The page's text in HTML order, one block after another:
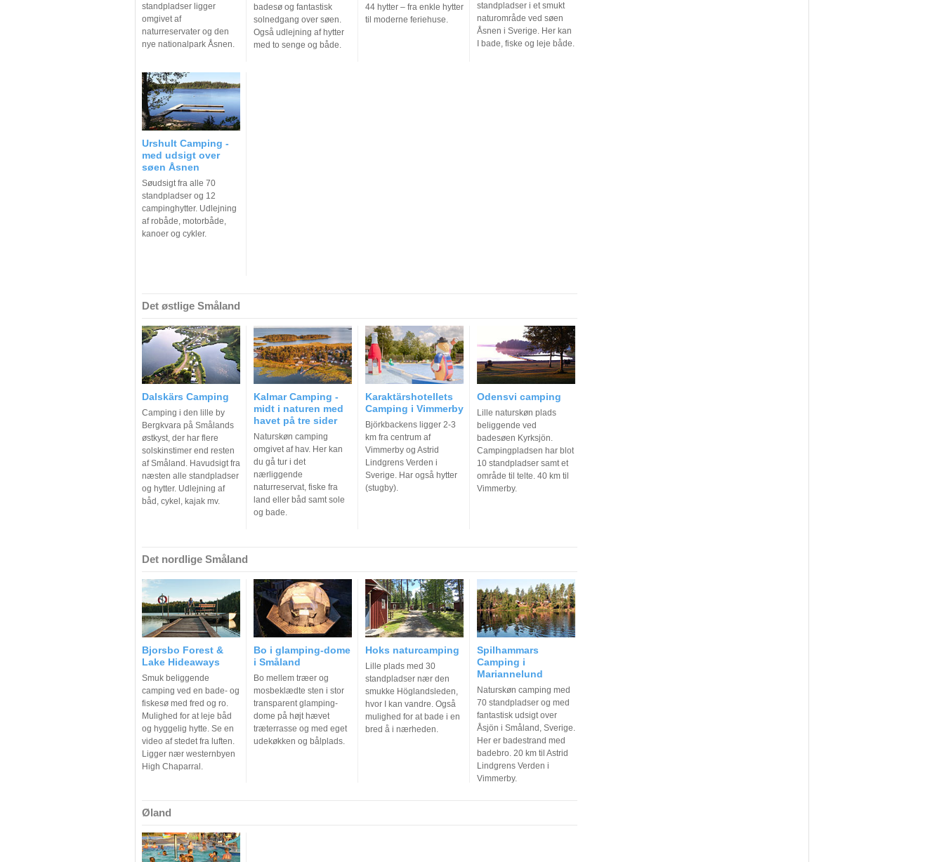
standpladser ligger
omgivet af
naturreservater og den
nye nationalpark Åsnen.
badesø og fantastisk
solnedgang over søen.
Også udlejning af hytter
med to senge og både.
44 hytter – fra enkle hytter
til moderne feriehuse.
standpladser i et smukt
naturområde ved søen
Åsnen i Sverige. Her kan
I bade, fiske og leje både.
Urshult Camping -
med udsigt over
søen Åsnen
Søudsigt fra alle 70
standpladser og 12
campinghytter. Udlejning
af robåde, motorbåde,
kanoer og cykler.
Det østlige Småland
Dalskärs Camping
Camping i den lille by
Bergkvara på Smålands
østkyst, der har flere
solskinstimer end resten
af Småland. Havudsigt fra
næsten alle standpladser
og hytter. Udlejning af
båd, cykel, kajak mv.
Kalmar Camping -
midt i naturen med
havet på tre sider
Naturskøn camping
omgivet af hav. Her kan
du gå tur i det
nærliggende
naturreservat, fiske fra
land eller båd samt sole
og bade.
Karaktärshotellets
Camping i Vimmerby
Björkbackens ligger 2-3
km fra centrum af
Vimmerby og Astrid
Lindgrens Verden i
Sverige. Har også hytter
(stugby).
Odensvi camping
Lille naturskøn plads
beliggende ved
badesøen Kyrksjön.
Campingpladsen har blot
10 standpladser samt et
område til telte. 40 km til
Vimmerby.
Det nordlige Småland
Bjorsbo Forest &
Lake Hideaways
Smuk beliggende
camping ved en bade- og
fiskesø med fred og ro.
Mulighed for at leje båd
og hyggelig hytte. Se en
video af stedet fra luften.
Ligger nær westernbyen
High Chaparral.
Bo i glamping-dome
i Småland
Bo mellem træer og
mosbeklædte sten i stor
transparent glamping-
dome på højt hævet
træterrasse og med eget
udekøkken og bålplads.
Hoks naturcamping
Lille plads med 30
standpladser nær den
smukke Höglandsleden,
hvor I kan vandre. Også
mulighed for at bade i en
bred å i nærheden.
Spilhammars
Camping i
Mariannelund
Naturskøn camping med
70 standpladser og med
fantastisk udsigt over
Åsjön i Småland, Sverige.
Her er badestrand med
badebro. 20 km til Astrid
Lindgrens Verden i
Vimmerby.
Øland